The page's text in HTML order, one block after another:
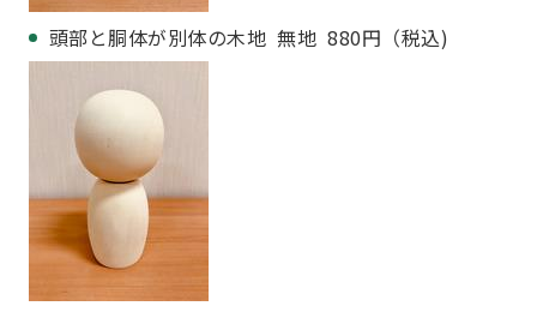
頭部と胴体が別体の木地 無地 880円（税込)